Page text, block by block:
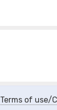
Terms of use/